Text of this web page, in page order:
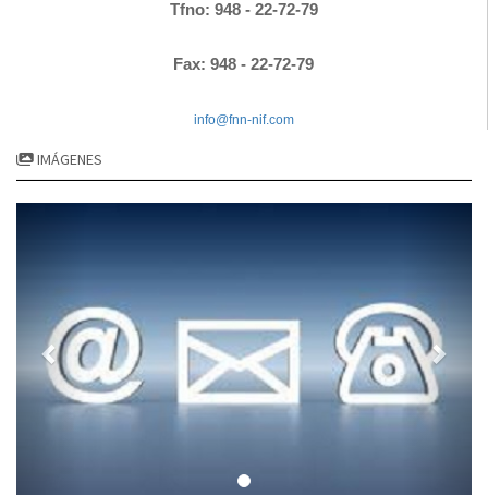
Tfno: 948 - 22-72-79
Fax: 948 - 22-72-79
info@fnn-nif.com
IMÁGENES